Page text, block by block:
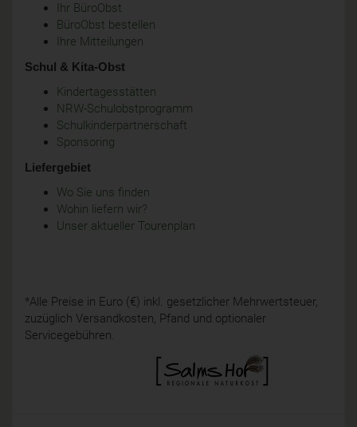
Ihr BüroObst
BüroObst bestellen
Ihre Mitteilungen
Schul & Kita-Obst
Kindertagesstätten
NRW-Schulobstprogramm
Schulkinderpartnerschaft
Sponsoring
Liefergebiet
Wo Sie uns finden
Wohin liefern wir?
Unser aktueller Tourenplan
*Alle Preise in Euro (€) inkl. gesetzlicher Mehrwertsteuer,
zuzüglich Versandkosten, Pfand und optionaler
Servicegebühren.